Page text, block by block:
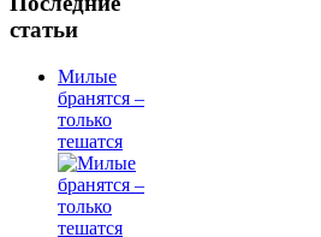
статьи
Милые
бранятся –
только
тешатся